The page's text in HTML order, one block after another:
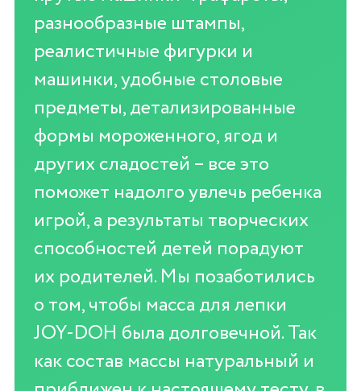
разнообразные штампы,
реалистичные фигурки и
машинки, удобные столовые
предметы, детализированные
формы мороженного, ягод и
других сладостей – все это
поможет надолго увлечь ребенка
игрой, а результаты творческих
способностей детей порадуют
их родителей. Мы позаботились
о том, чтобы масса для лепки
JOY-DOH была долговечной. Так
как состав массы натуральный и